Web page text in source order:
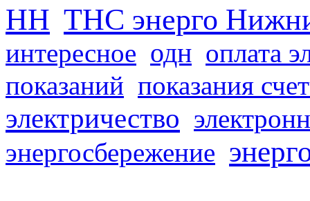
НН ТНС энерго
интересное одн оплата
показаний показания
электричество
энергосбережение